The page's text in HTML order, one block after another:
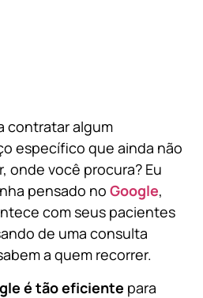
contratar algum
específico que ainda não
onde você procura? Eu
pensado no Google,
com seus pacientes
de uma consulta
a quem recorrer.
é tão eficiente para